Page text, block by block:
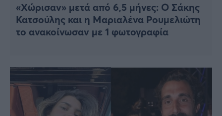
«Χώρισαν» μετά από 6,5 μήνες: Ο Σάκης
Κατσούλης και η Μαριαλένα Ρουμελιώτη
το ανακοίνωσαν με 1 φωτογραφία